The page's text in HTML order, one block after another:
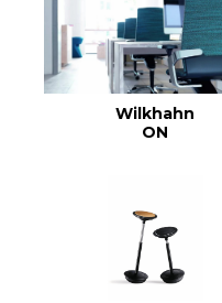
Wilkhahn
ON